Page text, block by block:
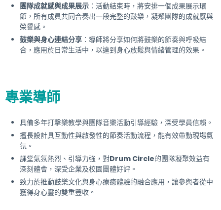
團隊成就感與成果展示 ：活動結束時，將安排一個成果展示環
節，所有成員共同合奏出一段完整的鼓樂，凝聚團隊的成就感與
榮譽感。
鼓樂與身心連結分享 ：導師將分享如何將鼓樂的節奏與呼吸結
合，應用於日常生活中，以達到身心放鬆與情緒管理的效果。
專業導師
具備多年打擊樂教學與團隊音樂活動引導經驗，深受學員信賴。
擅長設計具互動性與啟發性的節奏活動流程，能有效帶動現場氣
氛。
課堂氣氛熱烈、引導力強，對Drum Circle的團隊凝聚效益有
深刻體會，深受企業及校園團體好評。
致力於推動鼓樂文化與身心療癒體驗的融合應用，讓參與者從中
獲得身心靈的雙重豐收。